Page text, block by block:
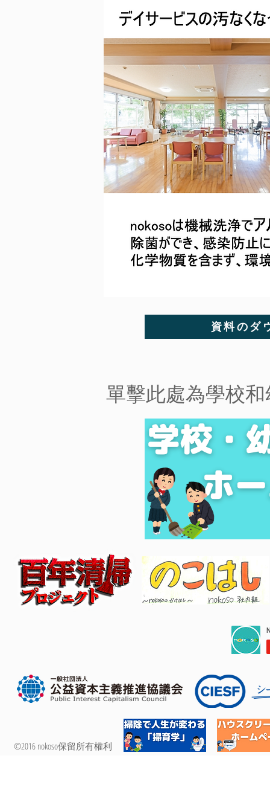
資料のダ
單擊此處為學校
©2016 nokoso保留所有權利